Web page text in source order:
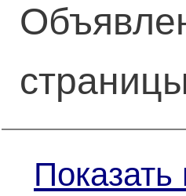
Показать